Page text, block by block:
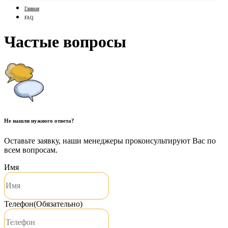
Главная
FAQ
Частые вопросы
Не нашли нужного ответа?
Оставьте заявку, наши менеджеры проконсультируют Вас по
всем вопросам.
Имя
Телефон(Обязательно)